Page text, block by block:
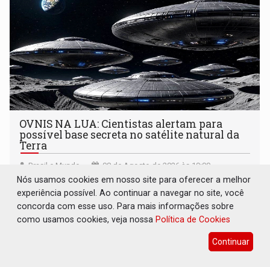
OVNIS NA LUA: Cientistas alertam para
possível base secreta no satélite natural da
Terra
Brasil e Mundo 08 de Agosto de 2026 às 19:00
Astrônomos que estudam a Lua afirmam ter capturado o
que acreditam ser evidências de atividades não humanas
tecnologicamente avançadas (OVNIs) na Lua e em sua
órbita
Nós usamos cookies em nosso site para oferecer a melhor
experiência possível. Ao continuar a navegar no site, você
concorda com esse uso. Para mais informações sobre
como usamos cookies, veja nossa Política de Cookies
Continuar